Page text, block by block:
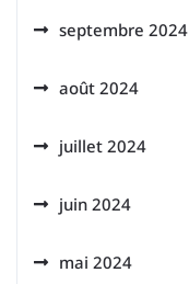
septembre 2024
août 2024
juillet 2024
juin 2024
mai 2024